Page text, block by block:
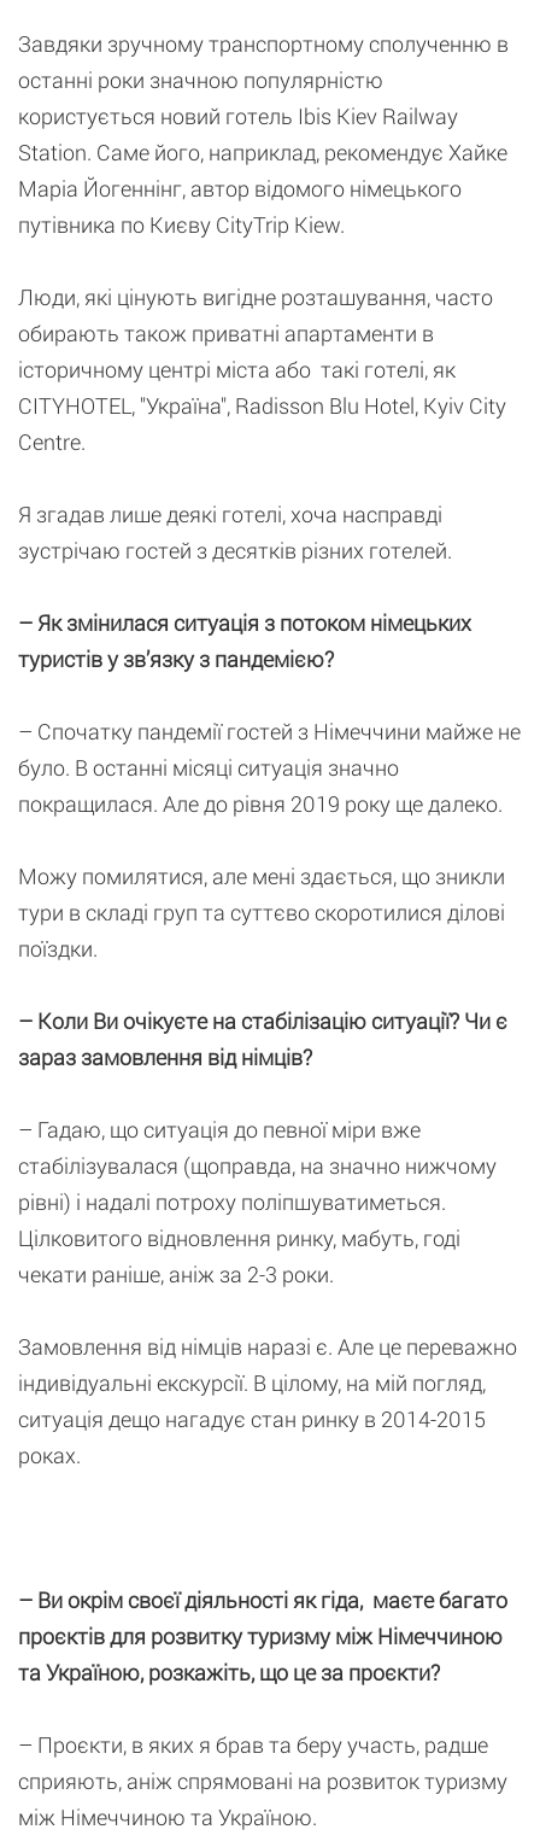
Завдяки зручному транспортному сполученню в
останні роки значною популярністю
користується новий готель Ibis Kiev Railway
Station. Саме його, наприклад, рекомендує Хайке
Маріа Йогеннінг, автор відомого німецького
путівника по Києву CityTrip Kiew.
Люди, які цінують вигідне розташування, часто
обирають також приватні апартаменти в
історичному центрі міста або такі готелі, як
CITYHOTEL, "Україна", Radisson Blu Hotel, Kyiv City
Centre.
Я згадав лише деякі готелі, хоча насправді
зустрічаю гостей з десятків різних готелей.
– Як змінилася ситуація з потоком німецьких
туристів у зв’язку з пандемією?
– Спочатку пандемії гостей з Німеччини майже не
було. В останні місяці ситуація значно
покращилася. Але до рівня 2019 року ще далеко.
Можу помилятися, але мені здається, що зникли
тури в складі груп та суттєво скоротилися ділові
поїздки.
– Коли Ви очікуєте на стабілізацію ситуації? Чи є
зараз замовлення від німців?
– Гадаю, що ситуація до певної міри вже
стабілізувалася (щоправда, на значно нижчому
рівні) і надалі потроху поліпшуватиметься.
Цілковитого відновлення ринку, мабуть, годі
чекати раніше, аніж за 2-3 роки.
Замовлення від німців наразі є. Але це переважно
індивідуальні екскурсії. В цілому, на мій погляд,
ситуація дещо нагадує стан ринку в 2014-2015
роках.
– Ви окрім своєї діяльності як гіда, маєте багато
проєктів для розвитку туризму між Німеччиною
та Україною, розкажіть, що це за проєкти?
– Проєкти, в яких я брав та беру участь, радше
сприяють, аніж спрямовані на розвиток туризму
між Німеччиною та Україною.